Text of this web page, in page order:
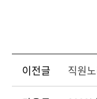
이전글 직원